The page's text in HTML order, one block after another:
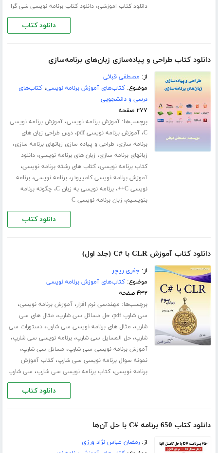
دانلود کتاب اموزشی،دانلود کتاب برنامه نویسی شی گرا
دانلود کتاب
دانلود کتاب طراحی و پیاده‌سازی زبان‌های برنامه‌سازی
از: مصطفی قبائی
موضوع:کتاب‌های آموزش برنامه نویسی،کتاب‌های
درسی و دانشجویی
۲۷۷ صفحه
برچسب‌ها:آموزش برنامه نویسی،آموزش برنامه نویسی
C،آموزش برنامه نویسی pdf ،درس طراحی زبان های
برنامه سازی، طراحی و پیاده سازی زبانهای برنامه سازی،
زبانهای برنامه سازی، زبان های برنامه نویسی،دانلود
کتاب برنامه نویسی،کتاب های رشته برنامه نویسی،
آموزش برنامه نویسی کامپیوتر،برنامه نویسی،برنامه
نویسی C++
،برنامه نویسی به زبان C ، چگونه برنامه
بنویسیم، زبان برنامه نویسی C
دانلود کتاب
دانلود کتاب آموزش CLR با #C (جلد اول)
از:جفری ریچر
موضوع:کتاب‌های آموزش برنامه نویسی
۴۳۲ صفحه
برچسب‌ها: مهندسی نرم افزار،آموزش برنامه نویسی،
سی شارپ pdf ،حل مسائل سی شارپ، مثال های سی
شارپ، مثال های برنامه نویسی سی شارپ،دستورات سی
شارپ،حل المسایل سی شارپ،برنامه نویسی سی شارپ،
آموزش برنامه نویسی سی شارپ، مسائل سی شارپ،
نمونه سوال برنامه نویسی سی شارپ،کتاب آموزش
برنامه نویسی،کتاب برنامه نویسی سی شارپ، سی شارپ
دانلود کتاب
دانلود کتاب 650 برنامه #C با حل آن‌ها
از:رمضان عباس نژاد ورزی